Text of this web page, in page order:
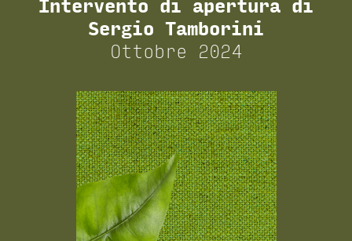
Intervento di apertura di
Sergio Tamborini
Ottobre 2024